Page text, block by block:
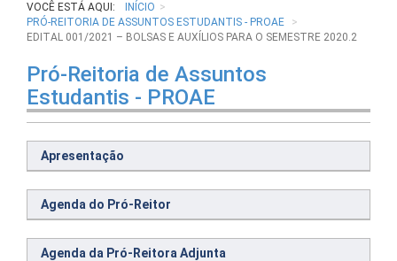
VOCÊ ESTÁ AQUI:
INÍCIO
PRÓ-REITORIA DE ASSUNTOS ESTUDANTIS - PROAE
EDITAL 001/2021 – BOLSAS E AUXÍLIOS PARA O SEMESTRE 2020.2
Pró-Reitoria de Assuntos
Estudantis - PROAE
Apresentação
Agenda do Pró-Reitor
Agenda da Pró-Reitora Adjunta